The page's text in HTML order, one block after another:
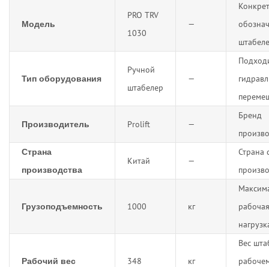
Модель
PRO TRV
1030
—
Тип оборудования
Ручной
штабелер
—
Производитель Prolift —
Бренд
Страна
производства
Китай —
Страна
Грузоподъемность 1000 кг
рабочая
Рабочий вес 348 кг
Вес